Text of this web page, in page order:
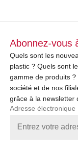
Abonnez-vous
Quels sont les
plastic ? Quels sont
gamme de produits
société et de nos
grâce à la newsletter
Adresse électronique